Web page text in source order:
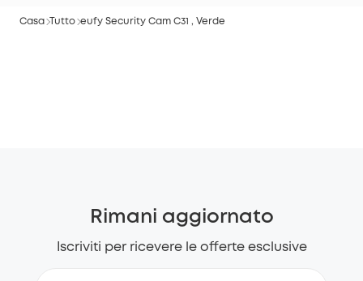
Casa Tutto eufy Security Cam C31 , Verde
Rimani aggiornato
Iscriviti per ricevere le offerte esclusive